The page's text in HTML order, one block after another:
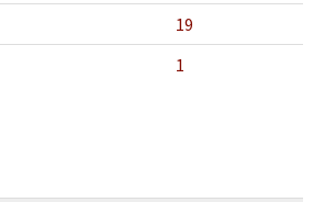
19
1